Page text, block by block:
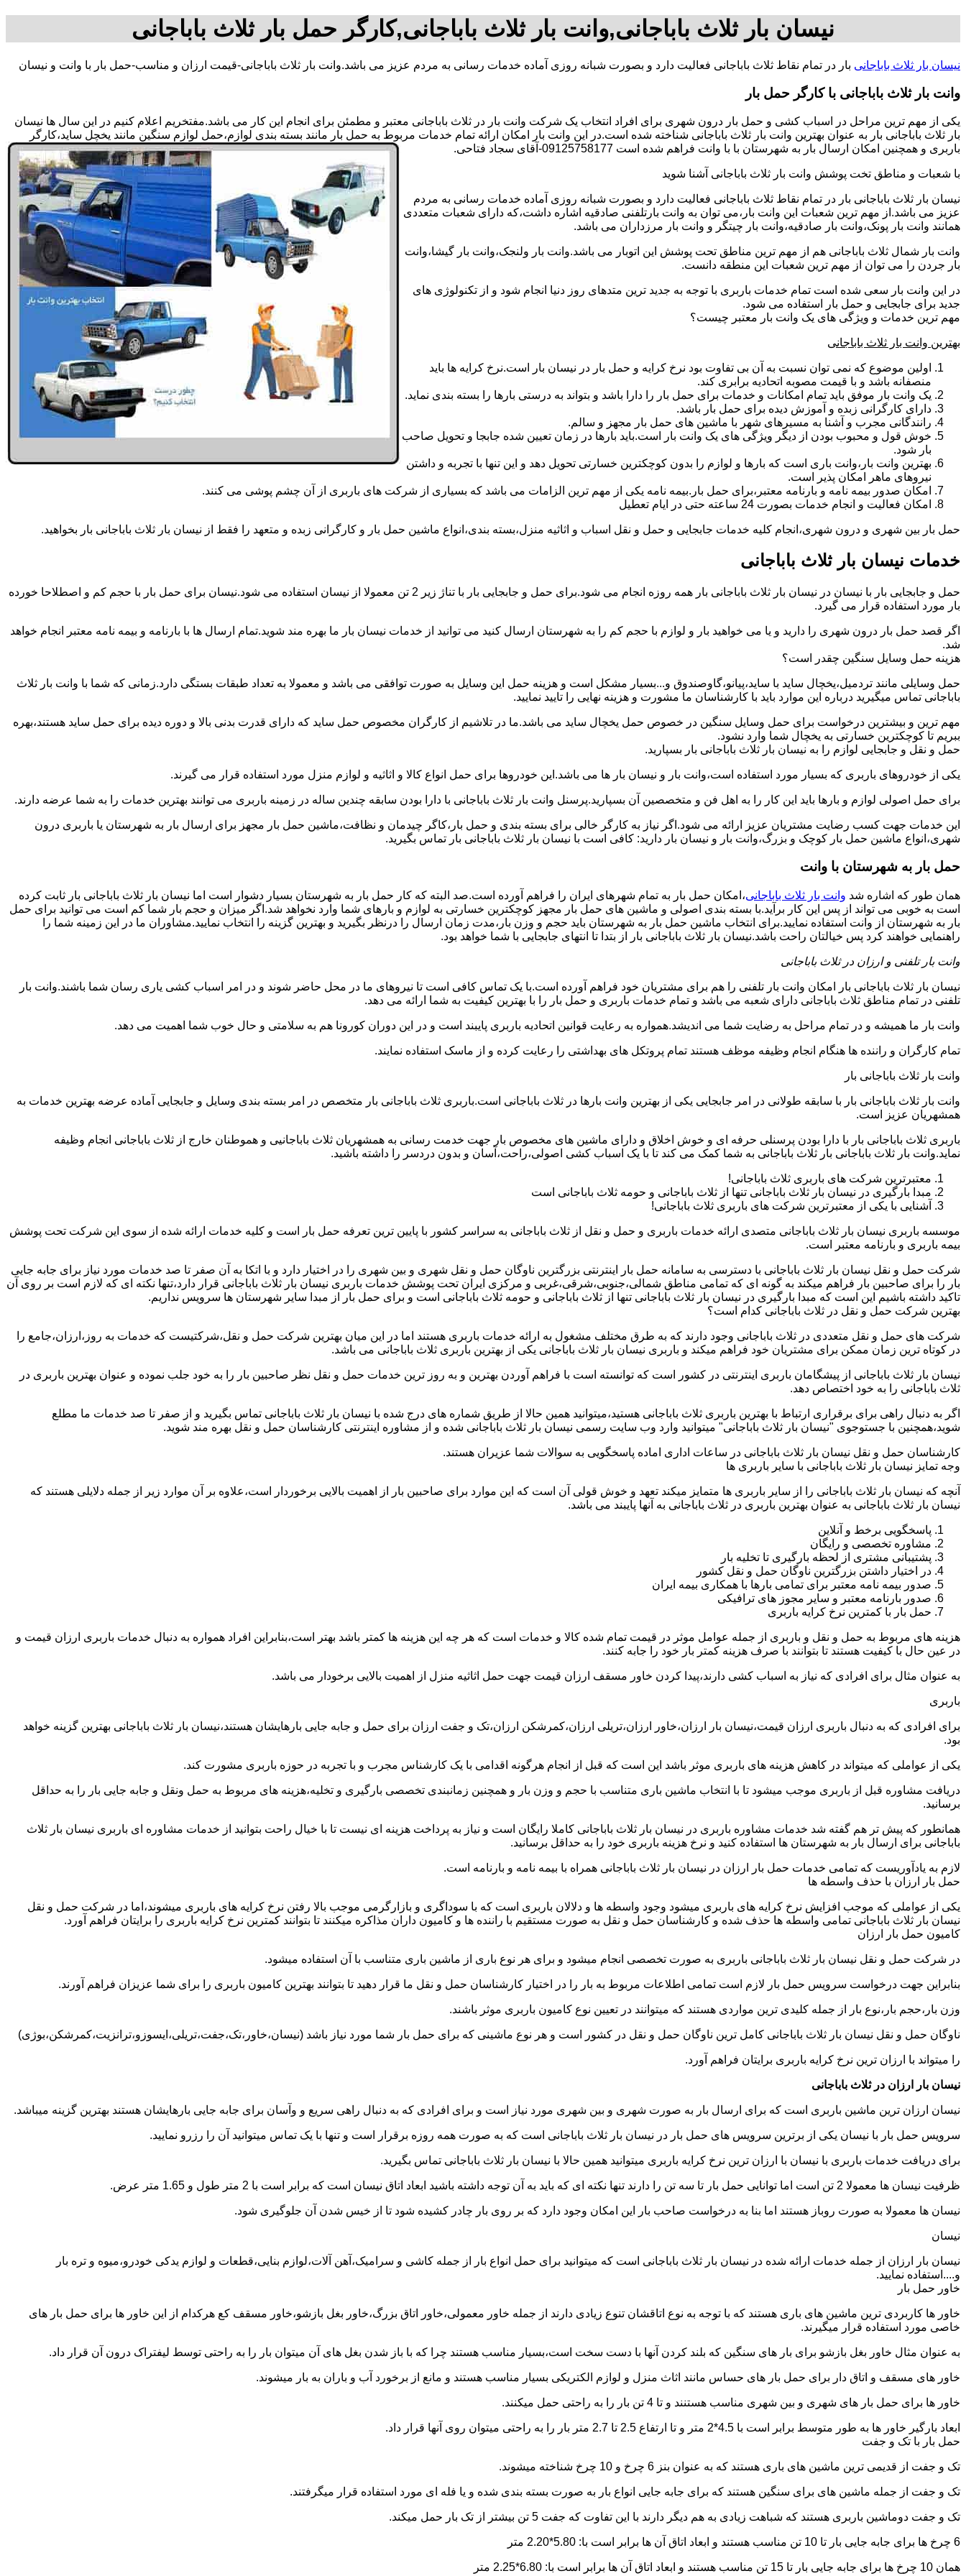
نیسان بار ثلاث باباجانی,وانت بار ثلاث باباجانی,کارگر حمل بار ثلاث باباجانی
نیسان بار ثلاث باباجانی بار در تمام نقاط ثلاث باباجانی فعالیت دارد و بصورت شبانه روزی آماده خدمات رسانی به مردم عزیز می باشد.وانت بار ثلاث باباجانی-قیمت ارزان و مناسب-حمل بار با وانت و نیسان
وانت بار ثلاث باباجانی با کارگر حمل بار
یکی از مهم ترین مراحل در اسباب کشی و حمل بار درون شهری برای افراد انتخاب یک شرکت وانت بار در ثلاث باباجانی معتبر و مطمئن برای انجام این کار می باشد.مفتخریم اعلام کنیم در این سال ها نیسان
بار ثلاث باباجانی بار به عنوان بهترین وانت بار ثلاث باباجانی شناخته شده است.در این وانت بار امکان ارائه تمام خدمات مربوط به حمل بار مانند بسته بندی لوازم،حمل لوازم سنگین مانند یخچل ساید،کارگر
باربری و همچنین امکان ارسال بار به شهرستان با با وانت فراهم شده است 09125758177-آقای سجاد فتاحی.
با شعبات و مناطق تخت پوشش وانت بار ثلاث باباجانی آشنا شوید
نیسان بار ثلاث باباجانی بار در تمام نقاط ثلاث باباجانی فعالیت دارد و بصورت شبانه روزی آماده خدمات رسانی به مردم
عزیز می باشد.از مهم ترین شعبات این وانت بار،می توان به وانت بارتلفنی صادقیه اشاره داشت،که دارای شعبات متعددی
همانند وانت بار پونک،وانت بار صادقیه،وانت بار چیتگر و وانت بار مرزداران می باشد.
وانت بار شمال ثلاث باباجانی هم از مهم ترین مناطق تحت پوشش این اتوبار می باشد.وانت بار ولنجک،وانت بار گیشا،وانت
بار جردن را می توان از مهم ترین شعبات این منطقه دانست.
در این وانت بار سعی شده است تمام خدمات باربری با توجه به جدید ترین متدهای روز دنیا انجام شود و از تکنولوژی های
جدید برای جابجایی و حمل بار استفاده می شود.
مهم ترین خدمات و ویژگی های یک وانت بار معتبر چیست؟
بهترین وانت بار ثلاث باباجانی
اولین موضوع که نمی توان نسبت به آن بی تفاوت بود نرخ کرایه و حمل بار در نیسان بار است.نرخ کرایه ها باید
منصفانه باشد و با قیمت مصوبه اتحادیه برابری کند.
یک وانت بار موفق باید تمام امکانات و خدمات برای حمل بار را دارا باشد و بتواند به درستی بارها را بسته بندی نماید.
دارای کارگرانی زبده و آموزش دیده برای حمل بار باشد.
رانندگانی مجرب و آشنا به مسیرهای شهر با ماشین های حمل بار مجهز و سالم.
خوش قول و محبوب بودن از دیگر ویژگی های یک وانت بار است.باید بارها در زمان تعیین شده جابجا و تحویل صاحب
بار شود.
بهترین وانت بار،وانت باری است که بارها و لوازم را بدون کوچکترین خسارتی تحویل دهد و این تنها با تجربه و داشتن
نیروهای ماهر امکان پذیر است.
امکان صدور بیمه نامه و بارنامه معتبر،برای حمل بار.بیمه نامه یکی از مهم ترین الزامات می باشد که بسیاری از شرکت های باربری از آن چشم پوشی می کنند.
امکان فعالیت و انجام خدمات بصورت 24 ساعته حتی در ایام تعطیل
حمل بار بین شهری و درون شهری،انجام کلیه خدمات جابجایی و حمل و نقل اسباب و اثاثیه منزل،بسته بندی،انواع ماشین حمل بار و کارگرانی زبده و متعهد را فقط از نیسان بار ثلاث باباجانی بار بخواهید.
خدمات نیسان بار ثلاث باباجانی
حمل و جابجایی بار با نیسان در نیسان بار ثلاث باباجانی بار همه روزه انجام می شود.برای حمل و جابجایی بار با تناژ زیر 2 تن معمولا از نیسان استفاده می شود.نیسان برای حمل بار با حجم کم و اصطلاحا خورده
بار مورد استفاده قرار می گیرد.
اگر قصد حمل بار درون شهری را دارید و یا می خواهید بار و لوازم با حجم کم را به شهرستان ارسال کنید می توانید از خدمات نیسان بار ما بهره مند شوید.تمام ارسال ها با بارنامه و بیمه نامه معتبر انجام خواهد
شد.
هزینه حمل وسایل سنگین چقدر است؟
حمل وسایلی مانند تردمیل،یخچال ساید با ساید،پیانو،گاوصندوق و...بسیار مشکل است و هزینه حمل این وسایل به صورت توافقی می باشد و معمولا به تعداد طبقات بستگی دارد.زمانی که شما با وانت بار ثلاث
باباجانی تماس میگیرید درباره این موارد باید با کارشناسان ما مشورت و هزینه نهایی را تایید نمایید.
مهم ترین و بیشترین درخواست برای حمل وسایل سنگین در خصوص حمل یخچال ساید می باشد.ما در تلاشیم از کارگران مخصوص حمل ساید که دارای قدرت بدنی بالا و دوره دیده برای حمل ساید هستند،بهره
ببریم تا کوچکترین خسارتی به یخچال شما وارد نشود.
حمل و نقل و جابجایی لوازم را به نیسان بار ثلاث باباجانی بار بسپارید.
یکی از خودروهای باربری که بسیار مورد استفاده است،وانت بار و نیسان بار ها می باشد.این خودروها برای حمل انواع کالا و اثاثیه و لوازم منزل مورد استفاده قرار می گیرند.
برای حمل اصولی لوازم و بارها باید این کار را به اهل فن و متخصصین آن بسپارید.پرسنل وانت بار ثلاث باباجانی با دارا بودن سابقه چندین ساله در زمینه باربری می توانند بهترین خدمات را به شما عرضه دارند.
این خدمات جهت کسب رضایت مشتریان عزیز ارائه می شود.اگر نیاز به کارگر خالی برای بسته بندی و حمل بار،کاگر چیدمان و نظافت،ماشین حمل بار مجهز برای ارسال بار به شهرستان یا باربری درون
شهری،انواع ماشین حمل بار کوچک و بزرگ،وانت بار و نیسان بار دارید: کافی است با نیسان بار ثلاث باباجانی بار تماس بگیرید.
حمل بار به شهرستان با وانت
همان طور که اشاره شد وانت بار ثلاث باباجانی،امکان حمل بار به تمام شهرهای ایران را فراهم آورده است.صد البته که کار حمل بار به شهرستان بسیار دشوار است اما نیسان بار ثلاث باباجانی بار ثابت کرده
است به خوبی می تواند از پس این کار برآید.با بسته بندی اصولی و ماشین های حمل بار مجهز کوچکترین خسارتی به لوازم و بارهای شما وارد نخواهد شد.اگر میزان و حجم بار شما کم است می توانید برای حمل
بار به شهرستان از وانت استفاده نمایید.برای انتخاب ماشین حمل بار به شهرستان باید حجم و وزن بار،مدت زمان ارسال را درنظر بگیرید و بهترین گزینه را انتخاب نمایید.مشاوران ما در این زمینه شما را
راهنمایی خواهند کرد پس خیالتان راحت باشد.نیسان بار ثلاث باباجانی بار از بتدا تا انتهای جابجایی با شما خواهد بود.
وانت بار تلفنی و ارزان در ثلاث باباجانی
نیسان بار ثلاث باباجانی بار امکان وانت بار تلفنی را هم برای مشتریان خود فراهم آورده است.با یک تماس کافی است تا نیروهای ما در محل حاضر شوند و در امر اسباب کشی یاری رسان شما باشند.وانت بار
تلفنی در تمام مناطق ثلاث باباجانی دارای شعبه می باشد و تمام خدمات باربری و حمل بار را با بهترین کیفیت به شما ارائه می دهد.
وانت بار ما همیشه و در تمام مراحل به رضایت شما می اندیشد.همواره به رعایت قوانین اتحادیه باربری پایبند است و در این دوران کورونا هم به سلامتی و حال خوب شما اهمیت می دهد.
تمام کارگران و راننده ها هنگام انجام وظیفه موظف هستند تمام پروتکل های بهداشتی را رعایت کرده و از ماسک استفاده نمایند.
وانت بار ثلاث باباجانی بار
وانت بار ثلاث باباجانی بار با سابقه طولانی در امر جابجایی یکی از بهترین وانت بارها در ثلاث باباجانی است.باربری ثلاث باباجانی بار متخصص در امر بسته بندی وسایل و جابجایی آماده عرضه بهترین خدمات به
همشهریان عزیز است.
باربری ثلاث باباجانی بار با دارا بودن پرسنلی حرفه ای و خوش اخلاق و دارای ماشین های مخصوص بار جهت خدمت رسانی به همشهریان ثلاث باباجانیی و هموطنان خارج از ثلاث باباجانی انجام وظیفه
نماید.وانت بار ثلاث باباجانی بار ثلاث باباجانی به شما کمک می کند تا با یک اسباب کشی اصولی،راحت،آسان و بدون دردسر را داشته باشید.
معتبرترین شرکت های باربری ثلاث باباجانی!
مبدا بارگیری در نیسان بار ثلاث باباجانی تنها از ثلاث باباجانی و حومه ثلاث باباجانی است
آشنایی با یکی از معتبرترین شرکت های باربری ثلاث باباجانی!
موسسه باربری نیسان بار ثلاث باباجانی متصدی ارائه خدمات باربری و حمل و نقل از ثلاث باباجانی به سراسر کشور با پایین ترین تعرفه حمل بار است و کلیه خدمات ارائه شده از سوی این شرکت تحت پوشش
بیمه باربری و بارنامه معتبر است.
شرکت حمل و نقل نیسان بار ثلاث باباجانی با دسترسی به سامانه حمل بار اینترنتی بزرگترین ناوگان حمل و نقل شهری و بین شهری را در اختیار دارد و با اتکا به آن صفر تا صد خدمات مورد نیاز برای جابه جایی
بار را برای صاحبین بار فراهم میکند به گونه ای که تمامی مناطق شمالی،جنوبی،شرقی،غربی و مرکزی ایران تحت پوشش خدمات باربری نیسان بار ثلاث باباجانی قرار دارد،تنها نکته ای که لازم است بر روی آن
تاکید داشته باشیم این است که مبدا بارگیری در نیسان بار ثلاث باباجانی تنها از ثلاث باباجانی و حومه ثلاث باباجانی است و برای حمل بار از مبدا سایر شهرستان ها سرویس نداریم.
بهترین شرکت حمل و نقل در ثلاث باباجانی کدام است؟
شرکت های حمل و نقل متعددی در ثلاث باباجانی وجود دارند که به طرق مختلف مشغول به ارائه خدمات باربری هستند اما در این میان بهترین شرکت حمل و نقل،شرکتیست که خدمات به روز،ارزان،جامع را
در کوتاه ترین زمان ممکن برای مشتریان خود فراهم میکند و باربری نیسان بار ثلاث باباجانی یکی از بهترین باربری ثلاث باباجانی می باشد.
نیسان بار ثلاث باباجانی از پیشگامان باربری اینترنتی در کشور است که توانسته است با فراهم آوردن بهترین و به روز ترین خدمات حمل و نقل نظر صاحبین بار را به خود جلب نموده و عنوان بهترین باربری در
ثلاث باباجانی را به خود اختصاص دهد.
اگر به دنبال راهی برای برقراری ارتباط با بهترین باربری ثلاث باباجانی هستید،میتوانید همین حالا از طریق شماره های درج شده با نیسان بار ثلاث باباجانی تماس بگیرید و از صفر تا صد خدمات ما مطلع
شوید،همچنین با جستوجوی "نیسان بار ثلاث باباجانی" میتوانید وارد وب سایت رسمی نیسان بار ثلاث باباجانی شده و از مشاوره اینترنتی کارشناسان حمل و نقل بهره مند شوید.
کارشناسان حمل و نقل نیسان بار ثلاث باباجانی در ساعات اداری اماده پاسخگویی به سوالات شما عزیران هستند.
وجه تمایز نیسان بار ثلاث باباجانی با سایر باربری ها
آنچه که نیسان بار ثلاث باباجانی را از سایر باربری ها متمایز میکند تعهد و خوش قولی آن است که این موارد برای صاحبین بار از اهمیت بالایی برخوردار است،علاوه بر آن موارد زیر از جمله دلایلی هستند که
نیسان بار ثلاث باباجانی به عنوان بهترین باربری در ثلاث باباجانی به آنها پایبند می باشد.
پاسخگویی برخط و آنلاین
مشاوره تخصصی و رایگان
پشتیبانی مشتری از لحظه بارگیری تا تخلیه بار
در اختیار داشتن بزرگترین ناوگان حمل و نقل کشور
صدور بیمه نامه معتبر برای تمامی بارها با همکاری بیمه ایران
صدور بارنامه معتبر و سایر مجوز های ترافیکی
حمل بار با کمترین نرخ کرایه باربری
هزینه های مربوط به حمل و نقل و باربری از جمله عوامل موثر در قیمت تمام شده کالا و خدمات است که هر چه این هزینه ها کمتر باشد بهتر است،بنابراین افراد همواره به دنبال خدمات باربری ارزان قیمت و
در عین حال با کیفیت هستند تا بتوانند با صرف هزینه کمتر بار خود را جابه کنند.
به عنوان مثال برای افرادی که نیاز به اسباب کشی دارند،پیدا کردن خاور مسقف ارزان قیمت جهت حمل اثاثیه منزل از اهمیت بالایی برخودار می باشد.
باربری
برای افرادی که به دنبال باربری ارزان قیمت،نیسان بار ارزان،خاور ارزان،تریلی ارزان،کمرشکن ارزان،تک و جفت ارزان برای حمل و جابه جایی بارهایشان هستند،نیسان بار ثلاث باباجانی بهترین گزینه خواهد
بود.
یکی از عواملی که میتواند در کاهش هزینه های باربری موثر باشد این است که قبل از انجام هرگونه اقدامی با یک کارشناس مجرب و با تجربه در حوزه باربری مشورت کند.
دریافت مشاوره قبل از باربری موجب میشود تا با انتخاب ماشین باری متناسب با حجم و وزن بار و همچنین زمانبندی تخصصی بارگیری و تخلیه،هزینه های مربوط به حمل ونقل و جابه جایی بار را به حداقل
برسانید.
همانطور که پیش تر هم گفته شد خدمات مشاوره باربری در نیسان بار ثلاث باباجانی کاملا رایگان است و نیاز به پرداخت هزینه ای نیست تا با خیال راحت بتوانید از خدمات مشاوره ای باربری نیسان بار ثلاث
باباجانی برای ارسال بار به شهرستان ها استفاده کنید و نرخ هزینه باربری خود را به حداقل برسانید.
لازم به یادآوریست که تمامی خدمات حمل بار ارزان در نیسان بار ثلاث باباجانی همراه با بیمه نامه و بارنامه است.
حمل بار ارزان با حذف واسطه ها
یکی از عواملی که موجب افزایش نرخ کرایه های باربری میشود وجود واسطه ها و دلالان باربری است که با سوداگری و بازارگرمی موجب بالا رفتن نرخ کرایه های باربری میشوند،اما در شرکت حمل و نقل
نیسان بار ثلاث باباجانی تمامی واسطه ها حذف شده و کارشناسان حمل و نقل به صورت مستقیم با راننده ها و کامیون داران مذاکره میکنند تا بتوانند کمترین نرخ کرایه باربری را برایتان فراهم آورد.
کامیون حمل بار ارزان
در شرکت حمل و نقل نیسان بار ثلاث باباجانی باربری به صورت تخصصی انجام میشود و برای هر نوع باری از ماشین باری متناسب با آن استفاده میشود.
بنابراین جهت درخواست سرویس حمل بار لازم است تمامی اطلاعات مربوط به بار را در اختیار کارشناسان حمل و نقل ما قرار دهید تا بتوانند بهترین کامیون باربری را برای شما عزیزان فراهم آورند.
وزن بار،حجم بار،نوع بار از جمله کلیدی ترین مواردی هستند که میتوانند در تعیین نوع کامیون باربری موثر باشند.
ناوگان حمل و نقل نیسان بار ثلاث باباجانی کامل ترین ناوگان حمل و نقل در کشور است و هر نوع ماشینی که برای حمل بار شما مورد نیاز باشد (نیسان،خاور،تک،جفت،تریلی،ایسوزو،ترانزیت،کمرشکن،بوژی)
را میتواند با ارزان ترین نرخ کرایه باربری برایتان فراهم آورد.
نیسان بار ارزان در ثلاث باباجانی
نیسان ارزان ترین ماشین باربری است که برای ارسال بار به صورت شهری و بین شهری مورد نیاز است و برای افرادی که به دنبال راهی سریع و وآسان برای جابه جایی بارهایشان هستند بهترین گزینه میباشد.
سرویس حمل بار با نیسان یکی از برترین سرویس های حمل بار در نیسان بار ثلاث باباجانی است که به صورت همه روزه برقرار است و تنها با یک تماس میتوانید آن را رزرو نمایید.
برای دریافت خدمات باربری با نیسان با ارزان ترین نرخ کرایه باربری میتوانید همین حالا با نیسان بار ثلاث باباجانی تماس بگیرید.
ظرفیت نیسان ها معمولا 2 تن است اما توانایی حمل بار تا سه تن را دارند تنها نکته ای که باید به آن توجه داشته باشید ابعاد اتاق نیسان است که برابر است با 2 متر طول و 1.65 متر عرض.
نیسان ها معمولا به صورت روباز هستند اما بنا به درخواست صاحب بار این امکان وجود دارد که بر روی بار چادر کشیده شود تا از خیس شدن آن جلوگیری شود.
نیسان
نیسان بار ارزان از جمله خدمات ارائه شده در نیسان بار ثلاث باباجانی است که میتوانید برای حمل انواع بار از جمله کاشی و سرامیک،آهن آلات،لوازم بنایی،قطعات و لوازم یدکی خودرو،میوه و تره بار
و....استفاده نمایید.
خاور حمل بار
خاور ها کاربردی ترین ماشین های باری هستند که با توجه به نوع اتاقشان تنوع زیادی دارند از جمله خاور معمولی،خاور اتاق بزرگ،خاور بغل بازشو،خاور مسقف کع هرکدام از این خاور ها برای حمل بار های
خاصی مورد استفاده قرار میگیرند.
به عنوان مثال خاور بغل بازشو برای بار های سنگین که بلند کردن آنها با دست سخت است،بسیار مناسب هستند چرا که با باز شدن بغل های آن میتوان بار را به راحتی توسط لیفتراک درون آن قرار داد.
خاور های مسقف و اتاق دار برای حمل بار های حساس مانند اثاث منزل و لوازم الکتریکی بسیار مناسب هستند و مانع از برخورد آب و باران به بار میشوند.
خاور ها برای حمل بار های شهری و بین شهری مناسب هستنند و تا 4 تن بار را به راحتی حمل میکنند.
ابعاد بارگیر خاور ها به طور متوسط برابر است با 4.5*2 متر و تا ارتفاع 2.5 تا 2.7 متر بار را به راحتی میتوان روی آنها قرار داد.
حمل بار با تک و جفت
تک و جفت از قدیمی ترین ماشین های باری هستند که به عنوان بنز 6 چرخ و 10 چرخ شناخته میشوند.
تک و جفت از جمله ماشین های برای سنگین هستند که برای جابه جایی انواع بار به صورت بسته بندی شده و یا فله ای مورد استفاده قرار میگرفتند.
تک و جفت دوماشین باربری هستند که شباهت زیادی به هم دیگر دارند با این تفاوت که جفت 5 تن بیشتر از تک بار حمل میکند.
6 چرخ ها برای جابه جایی بار تا 10 تن مناسب هستند و ابعاد اتاق آن ها برابر است با: 5.80*2.20 متر
همان 10 چرخ ها برای جابه جایی بار تا 15 تن مناسب هستند و ابعاد اتاق آن ها برابر است با: 6.80*2.25 متر